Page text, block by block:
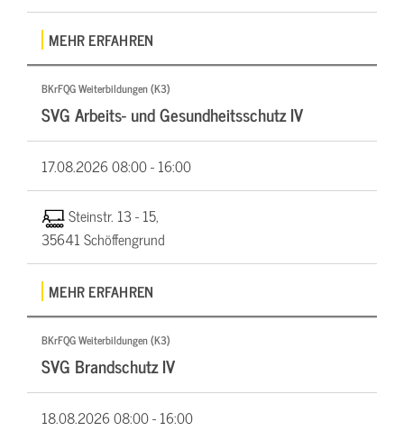
MEHR ERFAHREN
BKrFQG Weiterbildungen (K3)
SVG Arbeits- und Gesundheitsschutz IV
17.08.202608:00 - 16:00
Steinstr. 13 - 15,
35641 Schöffengrund
MEHR ERFAHREN
BKrFQG Weiterbildungen (K3)
SVG Brandschutz IV
18.08.202608:00 - 16:00